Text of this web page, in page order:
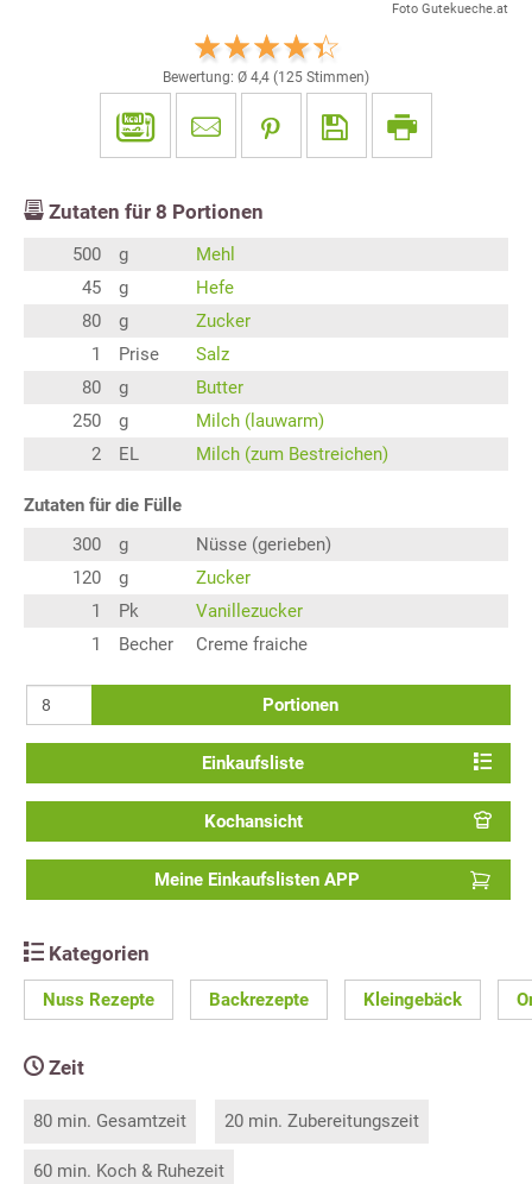
Foto Gutekueche.at
Bewertung: Ø 4,4 (125 Stimmen)
Zutaten für 8 Portionen
500 g
Mehl
45
g
Hefe
80
g
Zucker
1
Prise
Salz
80
g
Butter
250
g
Milch (lauwarm)
2
EL Milch (zum Bestreichen)
Zutaten für die Fülle
300
g
Nüsse (gerieben)
120
g
Zucker
1
Pk
Vanillezucker
1
Becher Creme fraiche
Portionen
Einkaufsliste
Kochansicht
Meine Einkaufslisten APP
Kategorien
Nuss Rezepte Backrezepte Kleingebäck
Zeit
80 min. Gesamtzeit 20 min. Zubereitungszeit
60 min. Koch & Ruhezeit